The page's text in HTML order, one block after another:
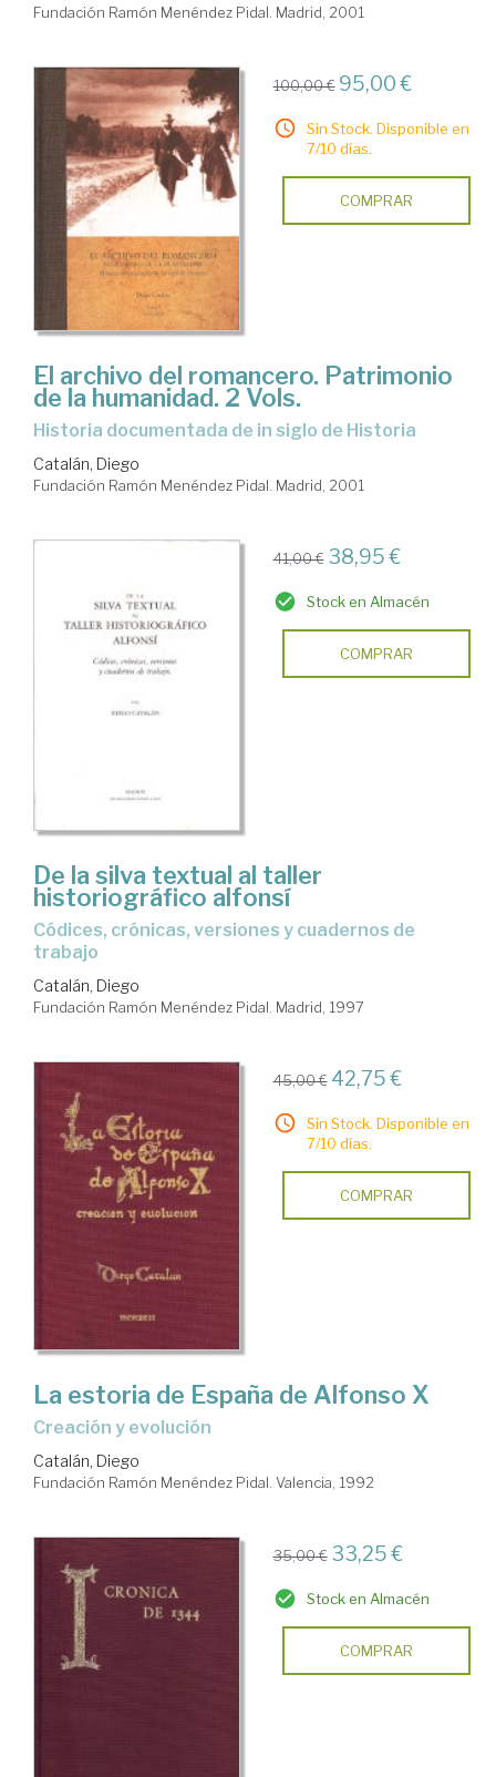
Fundación Ramón Menéndez Pidal. Madrid, 2001
100,00 € 95,00 €
Sin Stock. Disponible en
7/10 días.
COMPRAR
El archivo del romancero. Patrimonio
de la humanidad. 2 Vols.
historia documentada de in siglo de Historia
Catalán, Diego
Fundación Ramón Menéndez Pidal. Madrid, 2001
41,00 € 38,95 €
Stock en Almacén
COMPRAR
De la silva textual al taller
historiográfico alfonsí
códices, crónicas, versiones y cuadernos de
trabajo
Catalán, Diego
Fundación Ramón Menéndez Pidal. Madrid, 1997
45,00 € 42,75 €
Sin Stock. Disponible en
7/10 días.
COMPRAR
La estoria de España de Alfonso X
creación y evolución
Catalán, Diego
Fundación Ramón Menéndez Pidal. Valencia, 1992
35,00 € 33,25 €
Stock en Almacén
COMPRAR